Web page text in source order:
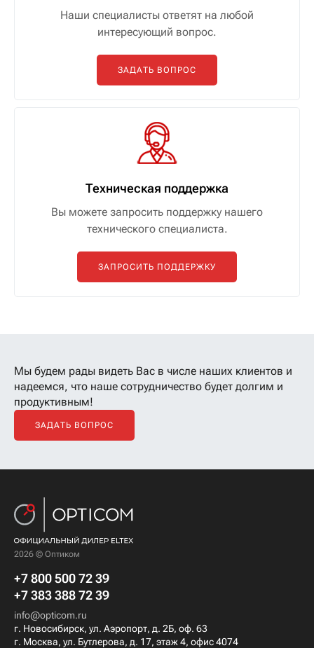
Наши специалисты ответят на любой
интересующий вопрос.
ЗАДАТЬ ВОПРОС
Техническая поддержка
Вы можете запросить поддержку нашего
технического специалиста.
ЗАПРОСИТЬ ПОДДЕРЖКУ
Мы будем рады видеть Вас в числе наших клиентов и
надеемся, что наше сотрудничество будет долгим и
продуктивным!
ЗАДАТЬ ВОПРОС
2026 © Оптиком
+7 800 500 72 39
+7 383 388 72 39
info@opticom.ru
г. Новосибирск, ул. Аэропорт, д. 2Б, оф. 63
г. Москва, ул. Бутлерова, д. 17, этаж 4, офис 4074